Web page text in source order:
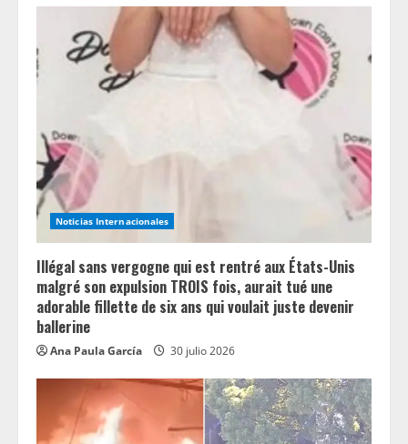
Noticias Internacionales
Illégal sans vergogne qui est rentré aux États-Unis
malgré son expulsion TROIS fois, aurait tué une
adorable fillette de six ans qui voulait juste devenir
ballerine
Ana Paula García 30 julio 2026